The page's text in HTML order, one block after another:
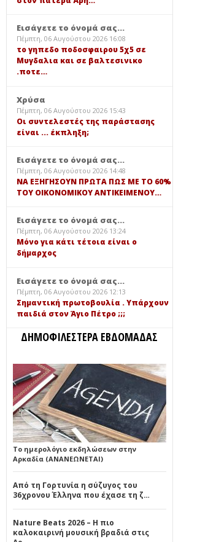
Εισάγετε το όνομά σας...
Πέμπτη, 06 Αυγούστου 2026 16:08
το γηπεδο ποδοσφαιρου 5χ5 σε
Μυγδαλια και σε βαλτεσινικο
.ποτε…
Χρύσα
Πέμπτη, 06 Αυγούστου 2026 15:43
Οι συντελεστές της παράστασης
είναι ... έκπληξη;
Εισάγετε το όνομά σας...
Πέμπτη, 06 Αυγούστου 2026 14:48
ΝΑ ΕΞΗΓΗΣΟΥΝ ΠΡΩΤΑ ΠΩΣ ΜΕ ΤΟ 60%
ΤΟΥ ΟΙΚΟΝΟΜΙΚΟΥ ΑΝΤΙΚΕΙΜΕΝΟΥ…
Εισάγετε το όνομά σας...
Πέμπτη, 06 Αυγούστου 2026 13:24
Μόνο για κάτι τέτοια είναι ο
δήμαρχος
Εισάγετε το όνομά σας...
Πέμπτη, 06 Αυγούστου 2026 12:13
Σημαντική πρωτοβουλία . Υπάρχουν
παιδιά στον Άγιο Πέτρο ;;;
ΔΗΜΟΦΙΛΕΣΤΕΡΑ ΕΒΔΟΜΑΔΑΣ
Το ημερολόγιο εκδηλώσεων στην
Αρκαδία (ΑΝΑΝΕΩΝΕΤΑΙ)
Από τη Γορτυνία η σύζυγος του
36χρονου Έλληνα που έχασε τη ζ…
Nature Beats 2026 – Η πιο
καλοκαιρινή μουσική βραδιά στις